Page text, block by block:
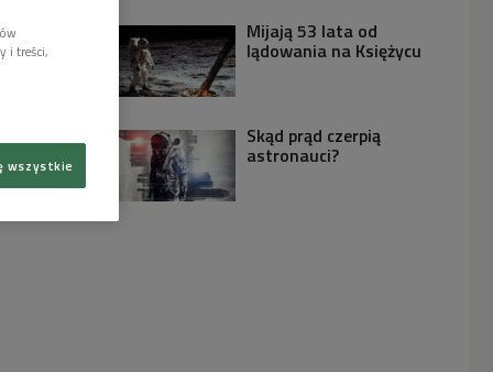
Mijają 53 lata od
lądowania na Księżycu
Skąd prąd czerpią
astronauci?
i treści,
wszystkie